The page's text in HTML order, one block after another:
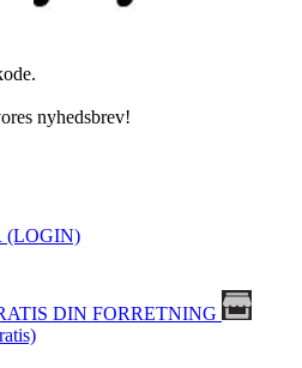
nyhedsbrev!
(LOGIN)
DIN FORRETNING